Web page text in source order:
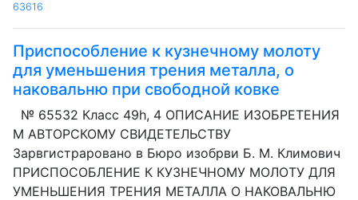
63616
Приспособление к кузнечному молоту
для уменьшения трения металла, о
наковальню при свободной ковке
№ 65532 Класс 49h, 4 ОПИСАНИЕ ИЗОБРЕТЕНИЯ
M АВТОРСКОМУ СВИДЕТЕЛЬСТВУ
Зарвгистраровано в Бюро изобрви Б. М. Климович
ПРИСПОСОБЛЕНИЕ К КУЗНЕЧНОМУ МОЛОТУ ДЛЯ
УМЕНЬШЕНИЯ ТРЕНИЯ МЕТАЛЛА О НАКОВАЛЬНЮ